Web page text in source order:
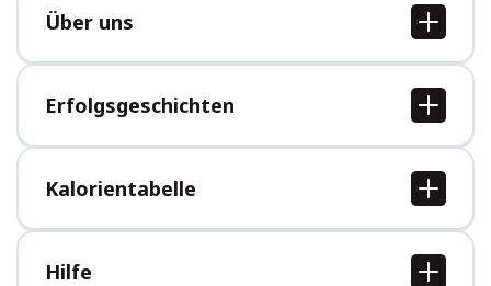
Über uns
Über uns
Jobs
Presse
Erfolgsgeschichten
Alle Erfolgsgeschichten
Kalorientabelle
Alle Kalorientabellen
Hilfe